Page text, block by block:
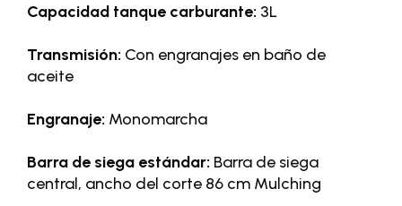
Capacidad tanque carburante: 3L
Transmisión: Con engranajes en baño de
aceite
Engranaje: Monomarcha
Barra de siega estándar: Barra de siega
central, ancho del corte 86 cm Mulching